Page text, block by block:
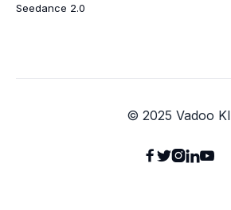
Seedance 2.0
© 2025 Vadoo KI
 